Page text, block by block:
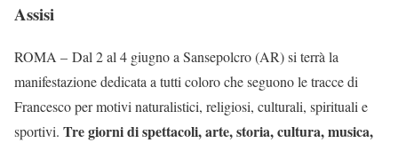
Assisi
ROMA – Dal 2 al 4 giugno a Sansepolcro (AR) si terrà la
manifestazione dedicata a tutti coloro che seguono le tracce di
Francesco per motivi naturalistici, religiosi, culturali, spirituali e
sportivi. Tre giorni di spettacoli, arte, storia, cultura, musica,